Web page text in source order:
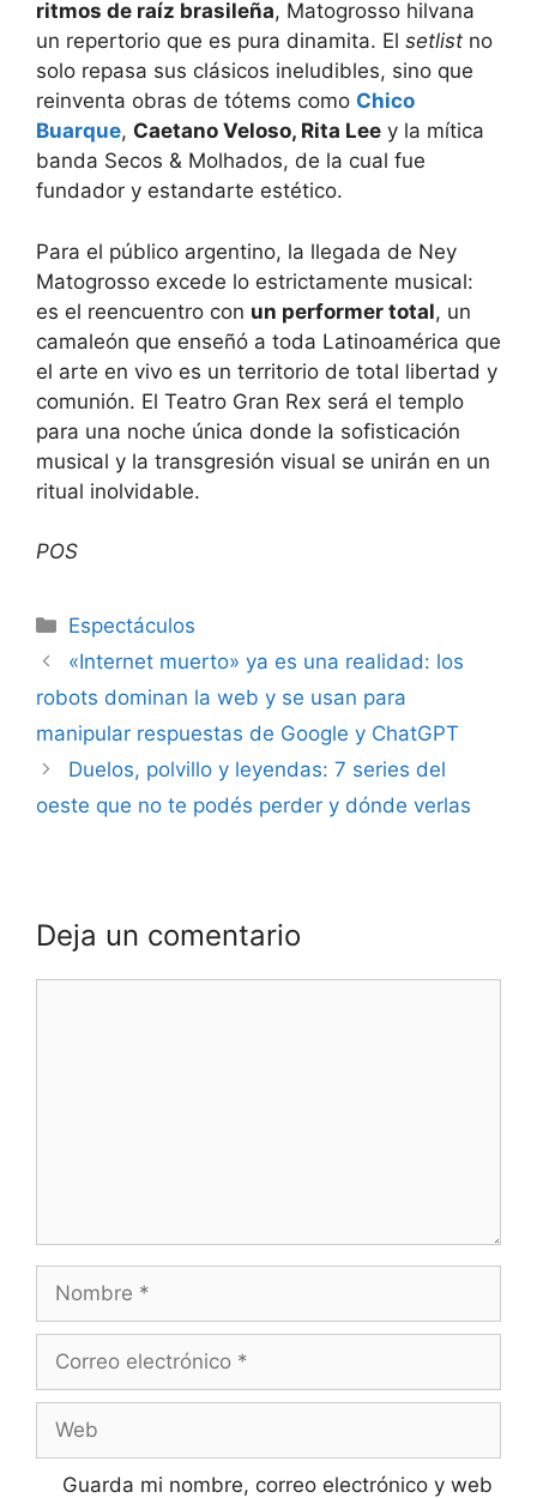
ritmos de raíz brasileña, Matogrosso hilvana
un repertorio que es pura dinamita. El setlist no
solo repasa sus clásicos ineludibles, sino que
reinventa obras de tótems como Chico
Buarque, Caetano Veloso, Rita Lee y la mítica
banda Secos & Molhados, de la cual fue
fundador y estandarte estético.
Para el público argentino, la llegada de Ney
Matogrosso excede lo estrictamente musical:
es el reencuentro con un performer total, un
camaleón que enseñó a toda Latinoamérica que
el arte en vivo es un territorio de total libertad y
comunión. El Teatro Gran Rex será el templo
para una noche única donde la sofisticación
musical y la transgresión visual se unirán en un
ritual inolvidable.
POS
Espectáculos
«Internet muerto» ya es una realidad: los
robots dominan la web y se usan para
manipular respuestas de Google y ChatGPT
Duelos, polvillo y leyendas: 7 series del
oeste que no te podés perder y dónde verlas
Deja un comentario
Guarda mi nombre, correo electrónico y web